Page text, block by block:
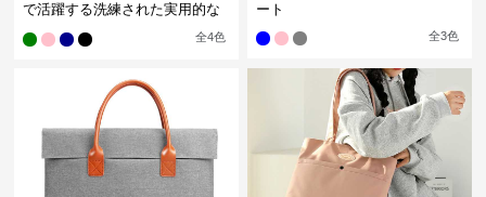
で活躍する洗練された実用的な
全4色
ート
全3色